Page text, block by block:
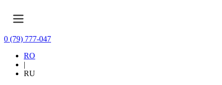
0 (79) 777-047
RO
|
RU